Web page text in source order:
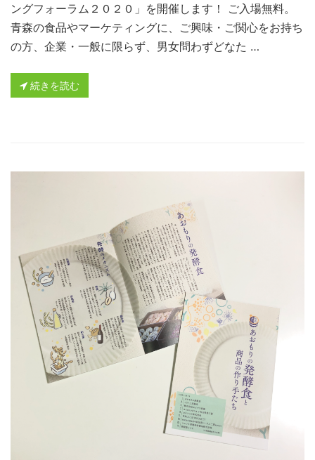
ングフォーラム２０２０」を開催します！ ご入場無料。
青森の食品やマーケティングに、ご興味・ご関心をお持ち
の方、企業・一般に限らず、男女問わずどなた …
続きを読む